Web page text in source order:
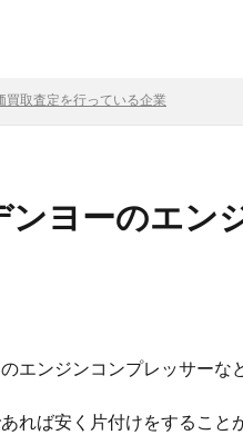
買取査定を行っている企業
ヨーのエン
エンジンコンプレッサーな
れば安く片付けをすること